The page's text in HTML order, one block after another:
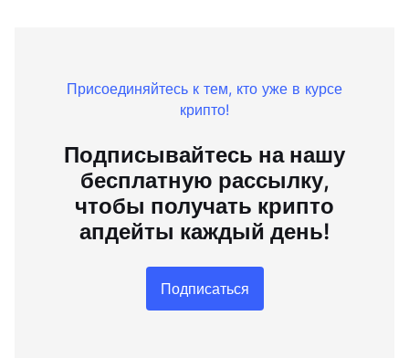
Присоединяйтесь к тем, кто уже в курсе
крипто!
Подписывайтесь на нашу
бесплатную рассылку,
чтобы получать крипто
апдейты каждый день!
Подписаться